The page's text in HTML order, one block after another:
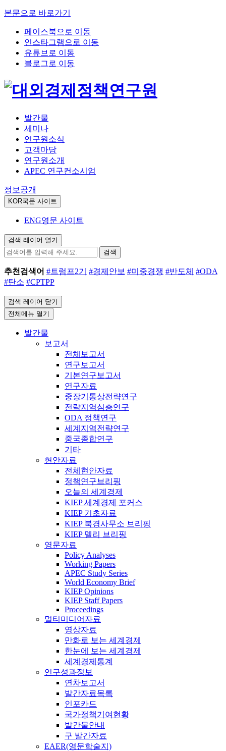
본문으로 바로가기
페이스북으로 이동
인스타그램으로 이동
유튜브로 이동
블로그로 이동
발간물
세미나
연구원소식
고객마당
연구원소개
APEC 연구컨소시엄
정보공개
KOR국문 사이트
ENG영문 사이트
검색 레이어 열기
검색
추천검색어 #트럼프2기 #경제안보 #미중경쟁 #반도체 #ODA
#탄소 #CPTPP
검색 레이어 닫기
전체메뉴 열기
발간물
보고서
전체보고서
연구보고서
기본연구보고서
연구자료
중장기통상전략연구
전략지역심층연구
ODA 정책연구
세계지역전략연구
중국종합연구
기타
현안자료
전체현안자료
정책연구브리핑
오늘의 세계경제
KIEP 세계경제 포커스
KIEP 기초자료
KIEP 북경사무소 브리핑
KIEP 델리 브리핑
영문자료
Policy Analyses
Working Papers
APEC Study Series
World Economy Brief
KIEP Opinions
KIEP Staff Papers
Proceedings
멀티미디어자료
영상자료
만화로 보는 세계경제
한눈에 보는 세계경제
세계경제통계
연구성과정보
연차보고서
발간자료목록
인포카드
국가정책기여현황
발간물안내
구 발간자료
EAER(영문학술지)